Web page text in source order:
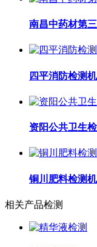
南昌中药材第
四平消防检测
资阳公共卫生
铜川肥料检测
相关产品检测